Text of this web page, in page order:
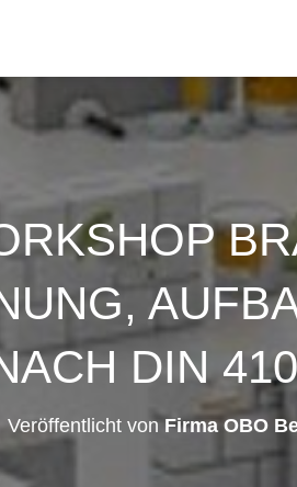
DIN
Veröffentlicht vonFirma OBO